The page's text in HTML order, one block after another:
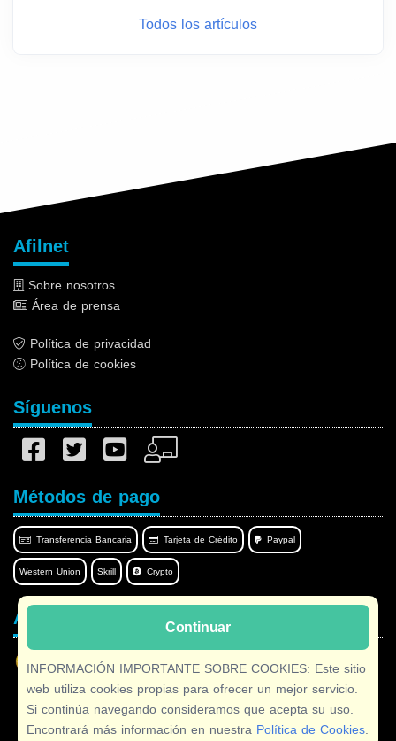
Todos los artículos
Continuar
INFORMACIÓN IMPORTANTE SOBRE COOKIES: Este sitio
web utiliza cookies propias para ofrecer un mejor servicio.
Si continúa navegando consideramos que acepta su uso.
Encontrará más información en nuestra Política de Cookies
Afilnet
Sobre nosotros
Área de prensa
Política de privacidad
Política de cookies
Síguenos
Métodos de pago
Transferencia Bancaria Tarjeta de Crédito Paypal
Western Union Skrill Crypto
Afilnet en su idioma
Copyright © 2026 Afilnet· Todos los derechos Reservados